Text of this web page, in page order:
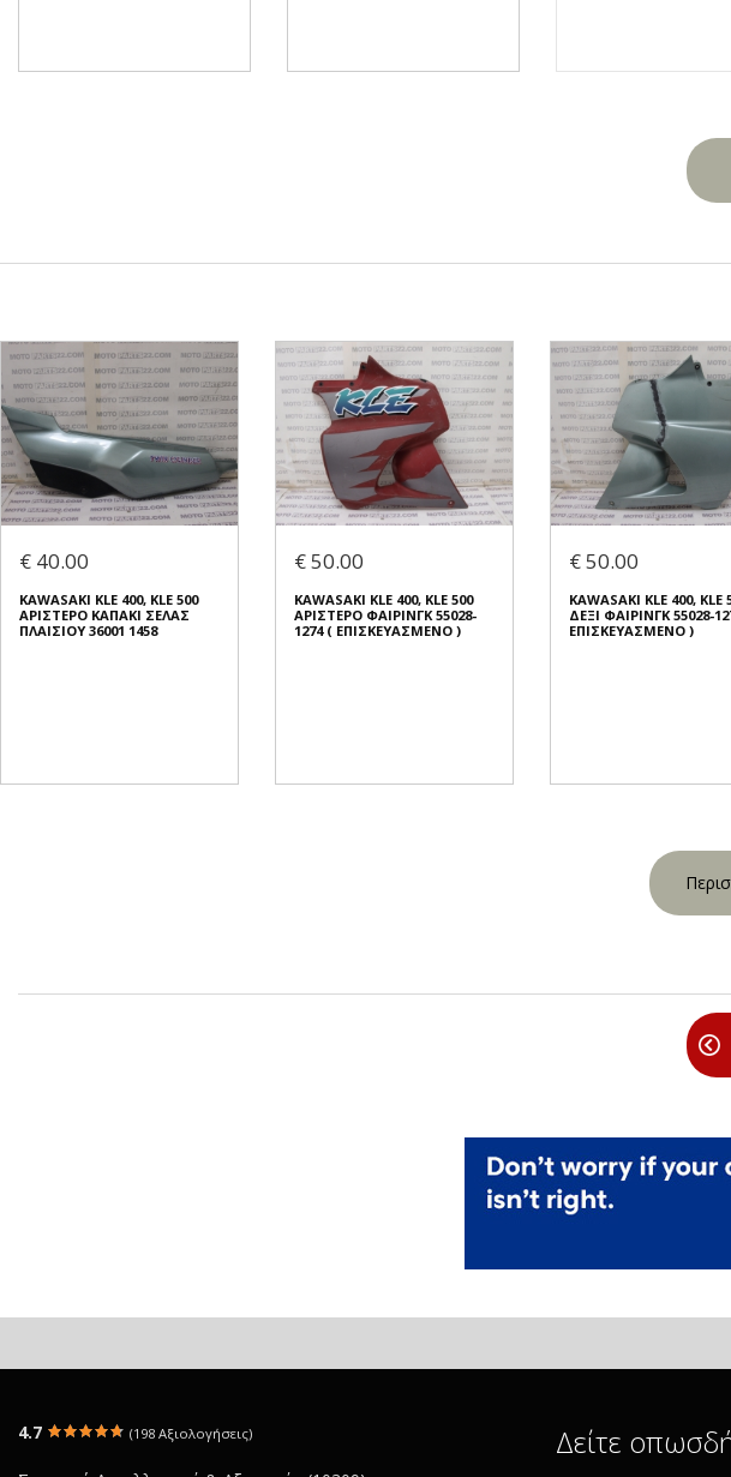
€ 40.00
KAWASAKI KLE 400, KLE 500
ΑΡΙΣΤΕΡΟ ΚΑΠΑΚΙ ΣΕΛΑΣ
ΠΛΑΙΣΙΟΥ 36001 1458
€ 50.00
KAWASAKI KLE 400, KLE 500
ΑΡΙΣΤΕΡΟ ΦΑΙΡΙΝΓΚ 55028-
1274 ( ΕΠΙΣΚΕΥΑΣΜΕΝΟ )
€ 50.00
KAWASAKI KLE 400, KLE
ΔΕΞΙ ΦΑΙΡΙΝΓΚ 55028-
ΕΠΙΣΚΕΥΑΣΜΕΝΟ )
4.7 (198 Αξιολογήσεις) Δείτε